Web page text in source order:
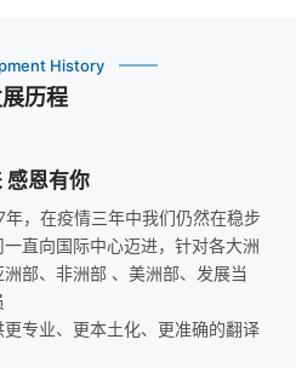
历程
History
感恩有你
年，在疫情三年中我们仍然在稳步
一直向国际中心迈进，针对各大洲
部、非洲部 、美洲部、发展当
更专业、更本土化、更准确的翻译